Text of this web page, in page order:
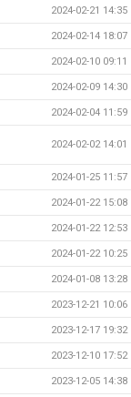
2024-02-21 14:35
2024-02-14 18:07
2024-02-10 09:11
2024-02-09 14:30
2024-02-04 11:59
2024-02-02 14:01
2024-01-25 11:57
2024-01-22 15:08
2024-01-22 12:53
2024-01-22 10:25
2024-01-08 13:28
2023-12-21 10:06
2023-12-17 19:32
2023-12-10 17:52
2023-12-05 14:38